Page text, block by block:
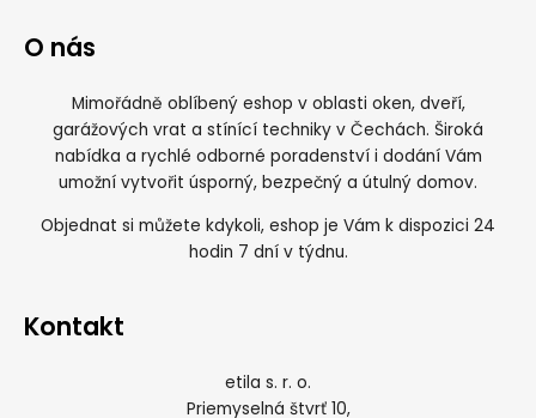
O nás
Mimořádně oblíbený eshop v oblasti oken, dveří,
garážových vrat a stínící techniky v Čechách. Široká
nabídka a rychlé odborné poradenství i dodání Vám
umožní vytvořit úsporný, bezpečný a útulný domov.
Objednat si můžete kdykoli, eshop je Vám k dispozici 24
hodin 7 dní v týdnu.
Kontakt
etila s. r. o.
Priemyselná štvrť 10,